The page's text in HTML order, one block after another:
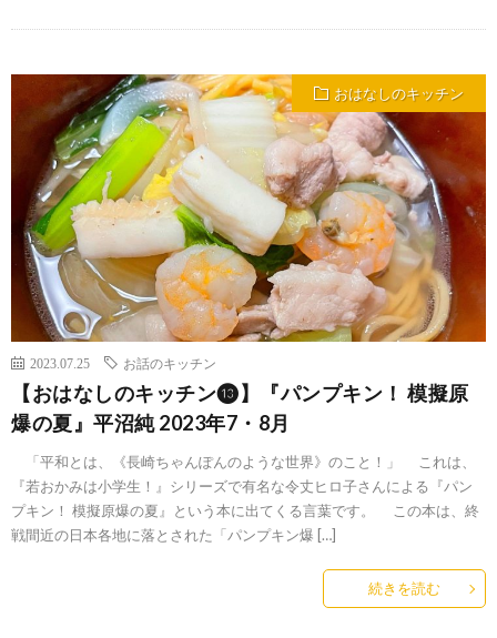
おはなしのキッチン
2023.07.25 お話のキッチン
【おはなしのキッチン⓭】『パンプキン！ 模擬原
爆の夏』平沼純 2023年7・8月
「平和とは、《長崎ちゃんぽんのような世界》のこと！」 これは、
『若おかみは小学生！』シリーズで有名な令丈ヒロ子さんによる『パン
プキン！ 模擬原爆の夏』という本に出てくる言葉です。 この本は、終
戦間近の日本各地に落とされた「パンプキン爆 […]
続きを読む